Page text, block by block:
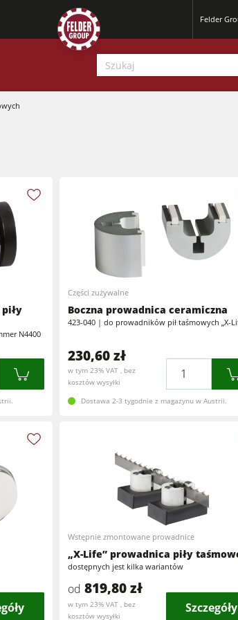
Felder
CNC
szerokotaśmowe
szerokotaśmowe i szczotkowe
odciągowe
posuwowe
F4Solutions
projektem
CNC
N4400
Części zużywalne
Boczna prowadnica ceramiczna
423-040 | do prowadników pił taśmowych „X-
230,60 zł
w tym 23% VAT , bez
kosztów wysyłki
Dostawa 2-3 tygodnie z magazynu w Austrii.
Wstępnie zmontowane prowadnice
„X-Life” prowadnica piły
dostępnych jest kilka wariantów
od 819,80 zł
w tym 23% VAT , bez
kosztów wysyłki
Szczegóły